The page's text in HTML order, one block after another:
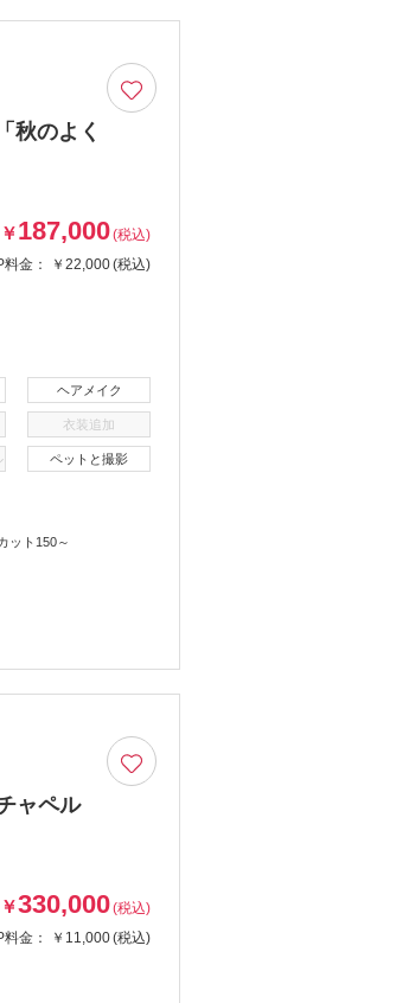
秋のよく
￥187,000(税込)
金：
￥22,000(税込)
ヘアメイク
衣装追加
ペットと撮影
ット150～
ャペル
￥330,000(税込)
金：
￥11,000(税込)